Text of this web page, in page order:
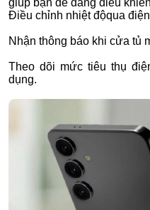
giúp bạn dễ dàng điều
Điều chỉnh nhiệt độqua
Nhận thông báo khi cửa tủ
Theo dõi mức tiêu thụ
dụng.